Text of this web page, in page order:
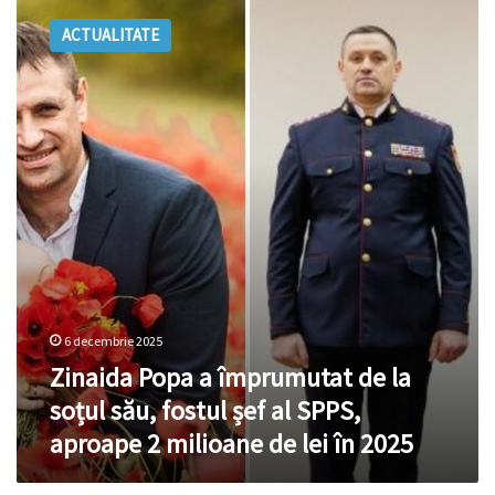
Popa
a
împrumutat
de
la
soțul
său,
fostul
șef
al
SPPS,
aproape
milioane
de
lei
în
2025
ACTUALITATE
6 decembrie 2025
Zinaida Popa a împrumutat de la
soțul său, fostul șef al SPPS,
aproape 2 milioane de lei în 2025